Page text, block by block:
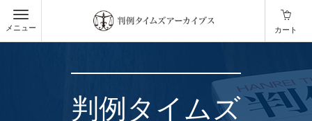
メニュー カート
判例タイムズ